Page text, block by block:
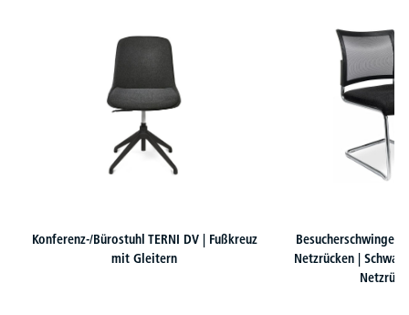
Konferenz-/Bürostuhl TERNI DV | Fußkreuz
mit Gleitern
Besucherschwinger
Netzrücken |